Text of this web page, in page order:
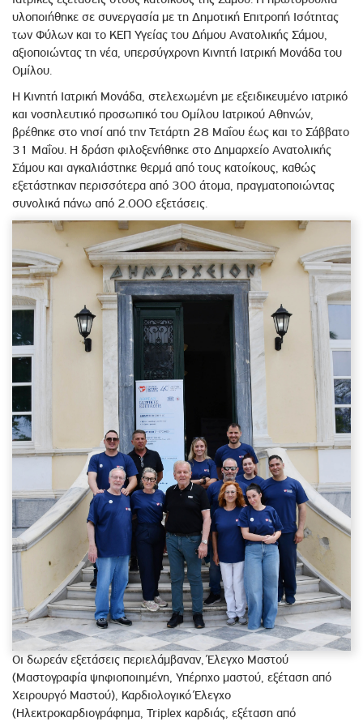
υλοποιήθηκε σε συνεργασία με τη Δημοτική Επιτροπή Ισότητας
των Φύλων και το ΚΕΠ Υγείας του Δήμου Ανατολικής Σάμου,
αξιοποιώντας τη νέα, υπερσύγχρονη Κινητή Ιατρική Μονάδα του
Ομίλου.
Η Κινητή Ιατρική Μονάδα, στελεχωμένη με εξειδικευμένο ιατρικό
και νοσηλευτικό προσωπικό του Ομίλου Ιατρικού Αθηνών,
βρέθηκε στο νησί από την Τετάρτη 28 Μαΐου έως και το Σάββατο
31 Μαΐου. Η δράση φιλοξενήθηκε στο Δημαρχείο Ανατολικής
Σάμου και αγκαλιάστηκε θερμά από τους κατοίκους, καθώς
εξετάστηκαν περισσότερα από 300 άτομα, πραγματοποιώντας
συνολικά πάνω από 2.000 εξετάσεις.
Οι δωρεάν εξετάσεις περιελάμβαναν, Έλεγχο Μαστού
(Μαστογραφία ψηφιοποιημένη, Υπέρηχο μαστού, εξέταση από
Χειρουργό Μαστού), Καρδιολογικό Έλεγχο
(Ηλεκτροκαρδιογράφημα, Triplex καρδιάς, εξέταση από